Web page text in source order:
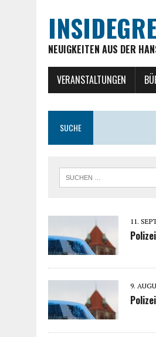
NEUIGKEITEN AUS DER
VERANSTALTUNGEN
SUCHE
11.
9.